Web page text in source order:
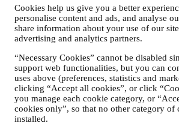
Cookies help us give you a better
personalise content and ads, and analyse
share information about your use of our
advertising and analytics partners.
“Necessary Cookies” cannot be disabled
support web functionalities, but you can
uses above (preferences, statistics and
clicking “Accept all cookies”, or click
you manage each cookie category, or
cookies only”, so that no other category of
installed.
Les données personnelles vous concernant,
lorsque vous utilisez le Site web ou lorsque
toute autre façon une quelconque information
personnelle, sont dûment protégées et vos
privée sont expliqués sous le paragraphe 8 ci-
2. QUI RECUEILLE VOS DONNEES
Le contrôleur des données relatives aux
proposés sur le Site web est Le Creuset
social est établi à Le Creuset Benelux SA, 4
Bruxelles, Belgique.